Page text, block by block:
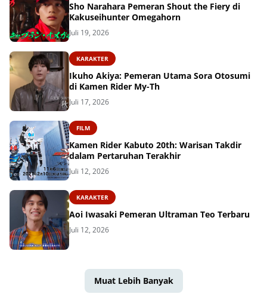
Sho Narahara Pemeran Shout the Fiery di
Kakuseihunter Omegahorn
Juli 19, 2026
KARAKTER
Ikuho Akiya: Pemeran Utama Sora Otosumi
di Kamen Rider My-Th
Juli 17, 2026
FILM
Kamen Rider Kabuto 20th: Warisan Takdir
dalam Pertaruhan Terakhir
Juli 12, 2026
KARAKTER
Aoi Iwasaki Pemeran Ultraman Teo Terbaru
Juli 12, 2026
Muat Lebih Banyak